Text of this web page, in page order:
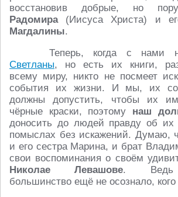
восстановив добрые, но
Радомира(Иисуса Христа) и
Магдалины.
Теперь, когда с нами
Светланы, но есть их книги,
всему миру, никто не посмеет
события их жизни. И мы, их
должны допустить, чтобы их
чёрные краски, поэтому наш
доносить до людей правду об их
помыслах без искажений. Думаю,
и его сестра Марина, и брат
свои воспоминания о своём
Николае Левашове. Ведь
большинство ещё не осознало,